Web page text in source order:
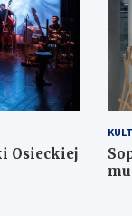
Osieckiej